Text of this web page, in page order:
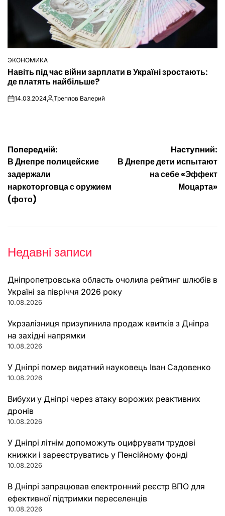
ОПУБЛІКУВАТИ
У
ЭКОНОМИКА
Навіть під час війни зарплати в Україні зростають:
де платять найбільше?
on14.03.2024Опубліковано
Треплов Валерий
Навігація
записів
Попередній:
В Днепре полицейские
задержали
наркоторговца с оружием
(фото)
Наступний:
В Днепре дети испытают
на себе «Эффект
Моцарта»
Недавні записи
Дніпропетровська область очолила рейтинг шлюбів в
Україні за півріччя 2026 року
10.08.2026
Укрзалізниця призупинила продаж квитків з Дніпра
на західні напрямки
10.08.2026
У Дніпрі помер видатний науковець Іван Садовенко
10.08.2026
Вибухи у Дніпрі через атаку ворожих реактивних
дронів
10.08.2026
У Дніпрі літнім допоможуть оцифрувати трудові
книжки і зареєструватись у Пенсійному фонді
10.08.2026
В Дніпрі запрацював електронний реєстр ВПО для
ефективної підтримки переселенців
10.08.2026